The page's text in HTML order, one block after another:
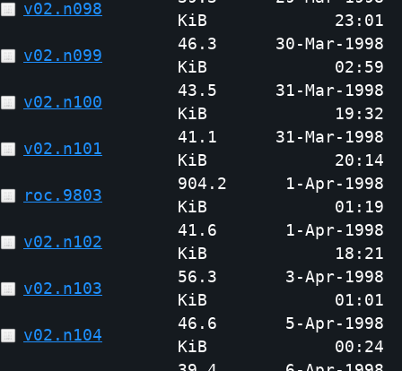
v02.n098
KiB
23:01
v02.n099
46.3
KiB
30-Mar-1998
02:59
v02.n100
43.5
KiB
31-Mar-1998
19:32
v02.n101
41.1
KiB
31-Mar-1998
20:14
roc.9803
904.2
KiB
1-Apr-1998
01:19
v02.n102
41.6
KiB
1-Apr-1998
18:21
v02.n103
56.3
KiB
3-Apr-1998
01:01
v02.n104
46.6
KiB
5-Apr-1998
00:24